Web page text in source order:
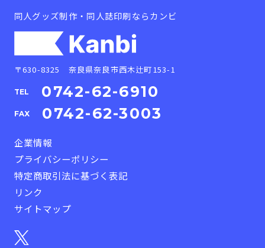
同人グッズ制作・同人誌印刷ならカンビ
〒630-8325 奈良県奈良市西木辻町153-1
TEL 0742-62-6910
FAX 0742-62-3003
企業情報
プライバシーポリシー
特定商取引法に基づく表記
リンク
サイトマップ